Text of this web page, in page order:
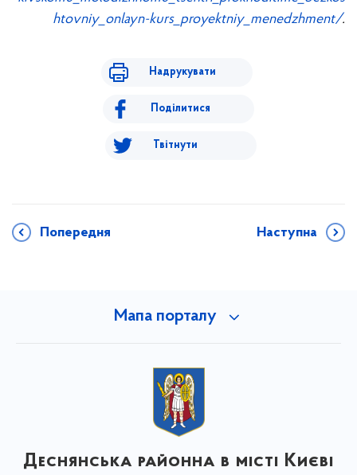
htovniy_onlayn-kurs_proyektniy_menedzhment/.
Надрукувати
Поділитися
Твітнути
Попередня Наступна
Мапа порталу
Деснянська районна в місті Києві